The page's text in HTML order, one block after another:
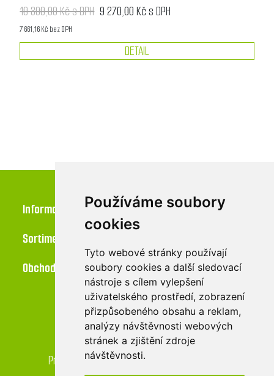
Používáme soubory
cookies
Tyto webové stránky používají
soubory cookies a další sledovací
nástroje s cílem vylepšení
uživatelského prostředí, zobrazení
přizpůsobeného obsahu a reklam,
analýzy návštěvnosti webových
stránek a zjištění zdroje
návštěvnosti.
10 300,00 Kč s DPH 9 270,00 Kč s DPH
7 661,16 Kč bez DPH
DETAIL
Informace
Sortiment
Obchod
Kontakt
LU-MI servis s.r.o.
Průmyslová 455/17, 568 02 Svitavy - Lačnov